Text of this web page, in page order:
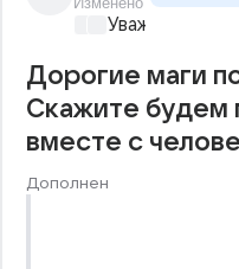
Уважаемый
Дорогие маги
Скажите будем
вместе с
Дополнен